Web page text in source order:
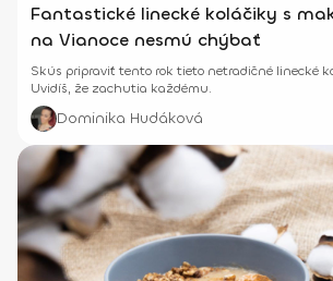
Fantastické linecké koláčiky s
na Vianoce nesmú chýbať
Skús pripraviť tento rok tieto netradičné linecké
Uvidíš, že zachutia každému.
Dominika Hudáková